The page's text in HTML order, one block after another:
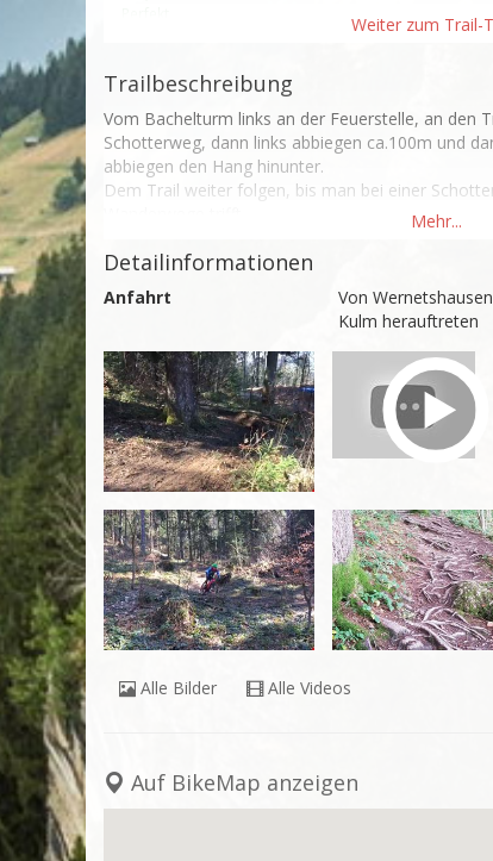
Trailbeschreibung
Vom Bachelturm links an der Feuerstelle, an den
Schotterweg, dann links abbiegen ca.100m und
abbiegen den Hang hinunter.
Dem Trail weiter folgen, bis man bei einer
einbiegen und weiter folgen.
Der Trail kreuzt immer mal wieder einen
Coole Feierabendrunde zum hoch pedalieren.
ACHTUNG: An Sonntagen mit schönem Wetter
Detailinformationen
Anfahrt
Von
Kulm herauftreten
Alle Bilder Alle Videos
Auf BikeMap anzeigen